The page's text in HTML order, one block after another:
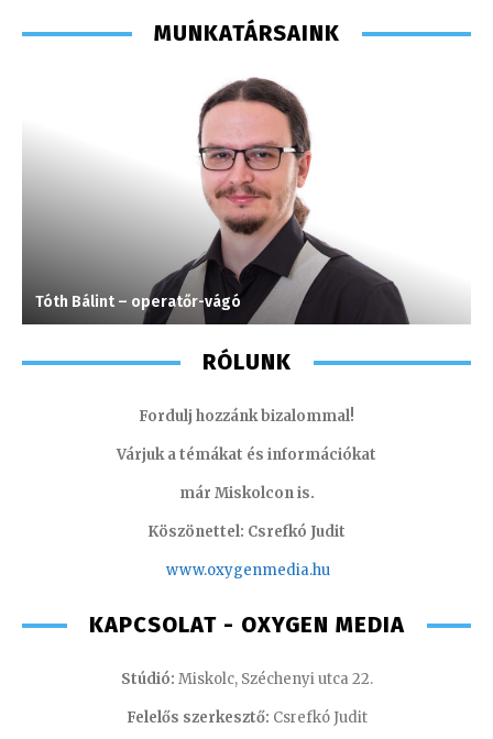
MUNKATÁRSAINK
Tóth Bálint – operatőr-vágó
RÓLUNK
Fordulj hozzánk bizalommal!
Várjuk a témákat és információkat
már Miskolcon is.
Köszönettel: Csrefkó Judit
www.oxygenmedia.hu
KAPCSOLAT - OXYGEN MEDIA
Stúdió: Miskolc, Széchenyi utca 22.
Felelős szerkesztő: Csrefkó Judit